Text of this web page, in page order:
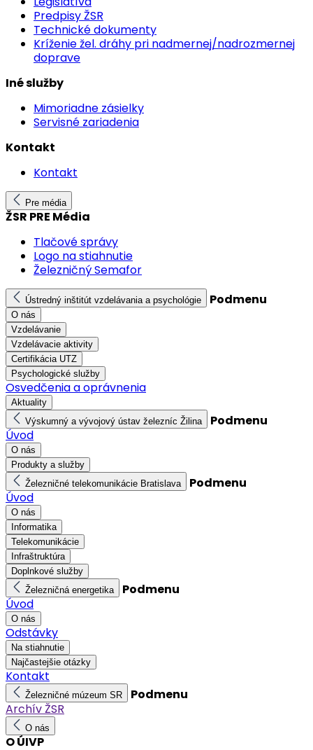
Predpisy ŽSR
Technické dokumenty
Kríženie žel. dráhy pri nadmernej/nadrozmernej
doprave
Iné služby
Mimoriadne zásielky
Servisné zariadenia
Kontakt
Kontakt
Pre média
ŽSR PRE Média
Tlačové správy
Logo na stiahnutie
Železničný Semafor
Ústredný inštitút vzdelávania a psychológie Podmenu
O nás
Vzdelávanie
Vzdelávacie aktivity
Certifikácia UTZ
Psychologické služby
Osvedčenia a oprávnenia
Aktuality
Výskumný a vývojový ústav železníc Žilina
Podmenu
Úvod
O nás
Produkty a služby
Železničné telekomunikácie Bratislava
Podmenu
Úvod
O nás
Informatika
Telekomunikácie
Infraštruktúra
Doplnkové služby
Železničná energetika
Podmenu
Úvod
O nás
Odstávky
Na stiahnutie
Najčastejšie otázky
Kontakt
Železničné múzeum SR
Podmenu
Archív ŽSR
O nás
O ÚIVP